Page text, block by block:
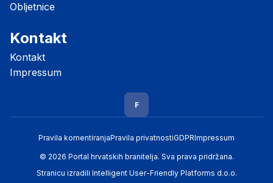
Obljetnice
Kontakt
Kontakt
Impressum
F
Pravila komentiranjaPravila privatnostiGDPRImpressum
© 2026 Portal hrvatskih branitelja. Sva prava pridržana.
Stranicu izradili Intelligent User-Friendly Platforms d.o.o.